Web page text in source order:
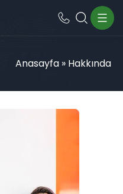
Anasayfa » Hakkında